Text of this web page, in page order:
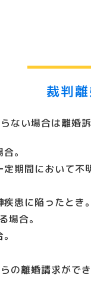
裁判
ない場合は離婚
。
期間において不
患に陥ったとき。
場合。
の離婚請求ができ